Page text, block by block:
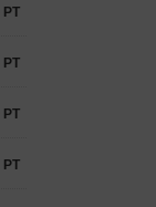
PT
PT
PT
PT